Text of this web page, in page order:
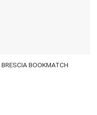
BOOKMATCH